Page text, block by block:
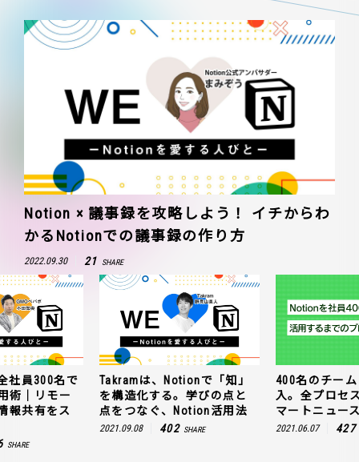
Notion × 議事録を攻略しよう！ イチからわ
かるNotionでの議事録の作り方
2022.09.30 21 SHARE
社員300名で
術｜リモー
報共有をス
SHARE
Takramは、Notionで「知」
を構造化する。学びの点と
点をつなぐ、Notion活用法
2021.09.08 402 SHARE
400名のチー
入。全プロセ
マートニュー
2021.06.07 427